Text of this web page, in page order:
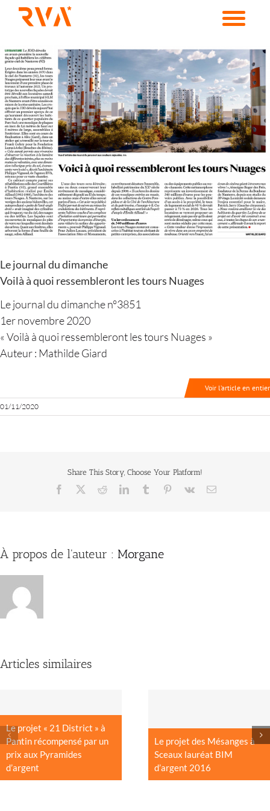
Passer
Voir
l'image
agrandie
Le journal du dimanche
Voilà à quoi ressembleront les tours Nuages
Le journal du dimanche n°3851
1er novembre 2020
« Voilà à quoi ressembleront les tours Nuages »
Auteur : Mathilde Giard
Voir l’article en entier
01/11/2020
Share This Story, Choose Your Platform!
Facebook RedditLinkedInTumblr Pinterest
Vk Email
À propos de l'auteur : Morgane
Articles similaires
Le projet « 21 District » à
Pantin récompensé par un
prix aux Pyramides
d’argent
Le projet des Mésanges à
Sceaux lauréat BIM
d’argent 2016